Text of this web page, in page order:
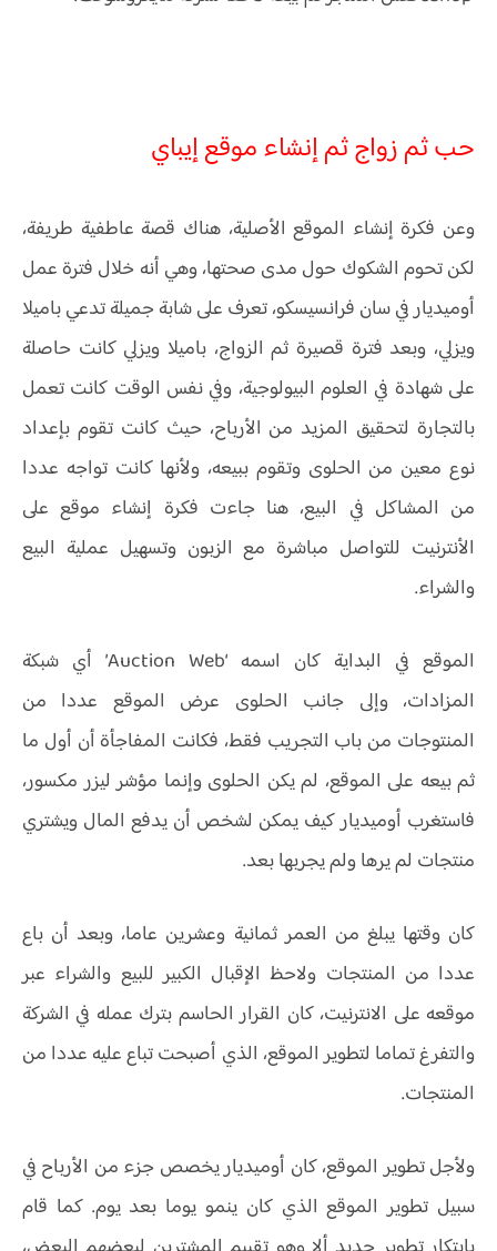
حب ثم زواج ثم إنشاء موقع إيباي
وعن فكرة إنشاء الموقع الأصلية، هناك قصة عاطفية طريفة،
لكن تحوم الشكوك حول مدى صحتها، وهي أنه خلال فترة عمل
أوميديار في سان فرانسيسكو، تعرف على شابة جميلة تدعي باميلا
ويزلي، وبعد فترة قصيرة ثم الزواج، باميلا ويزلي كانت حاصلة
على شهادة في العلوم البيولوجية، وفي نفس الوقت كانت تعمل
بالتجارة لتحقيق المزيد من الأرباح، حيث كانت تقوم بإعداد
نوع معين من الحلوى وتقوم ببيعه، ولأنها كانت تواجه عددا
من المشاكل في البيع، هنا جاءت فكرة إنشاء موقع على
الأنترنيت للتواصل مباشرة مع الزبون وتسهيل عملية البيع
والشراء.
الموقع في البداية كان اسمه ‘Auction Web’ أي شبكة
المزادات، وإلى جانب الحلوى عرض الموقع عددا من
المنتوجات من باب التجريب فقط، فكانت المفاجأة أن أول ما
ثم بيعه على الموقع، لم يكن الحلوى وإنما مؤشر ليزر مكسور،
فاستغرب أوميديار كيف يمكن لشخص أن يدفع المال ويشتري
منتجات لم يرها ولم يجربها بعد.
كان وقتها يبلغ من العمر ثمانية وعشرين عاما، وبعد أن باع
عددا من المنتجات ولاحظ الإقبال الكبير للبيع والشراء عبر
موقعه على الانترنيت، كان القرار الحاسم بترك عمله في الشركة
والتفرغ تماما لتطوير الموقع، الذي أصبحت تباع عليه عددا من
المنتجات.
ولأجل تطوير الموقع، كان أوميديار يخصص جزء من الأرباح في
سبيل تطوير الموقع الذي كان ينمو يوما بعد يوم. كما قام